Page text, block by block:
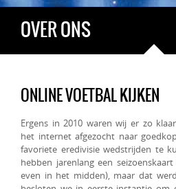
OVER ONS
ONLINE VOETBAL KIJKEN
Ergens in 2010 waren wij er zo
het internet afgezocht naar
favoriete eredivisie wedstrijden te
hebben jarenlang een
even in het midden), maar dat